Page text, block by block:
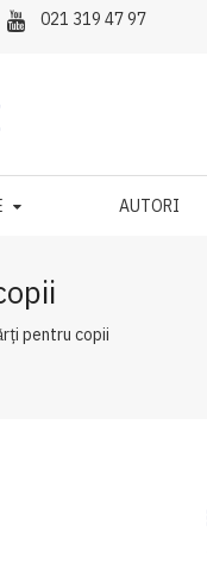
021 319 47 97
AUTORI
pentru copii